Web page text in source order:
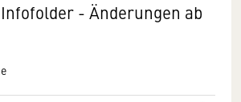
- Änderungen ab